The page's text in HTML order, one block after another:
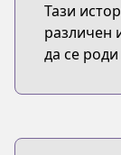
Тази
различен
да се